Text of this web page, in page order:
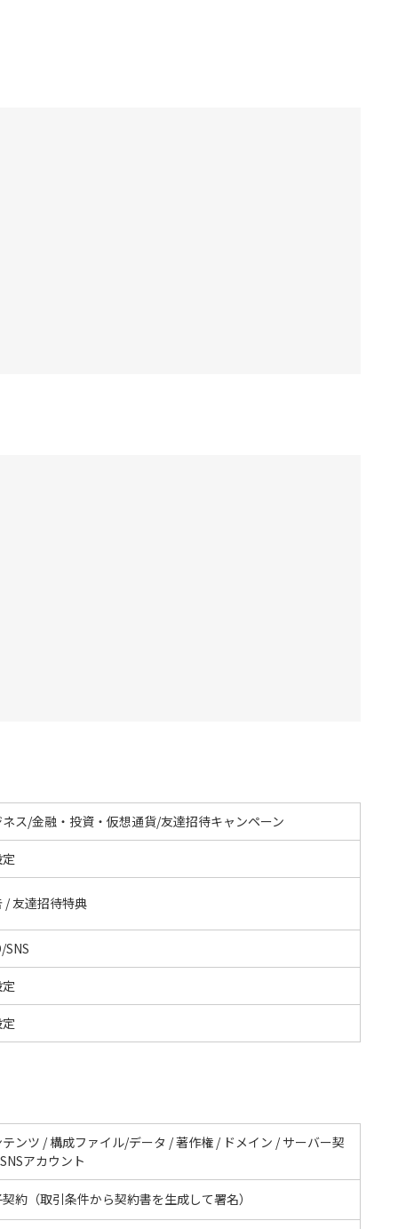
ネス/金融・投資・仮想通貨/友達招待キャンペーン
/ 友達招待特典
SNS
テンツ / 構成ファイル/データ / 著作権 / ドメイン / サーバー契
アカウント
約（取引条件から契約書を生成して署名）